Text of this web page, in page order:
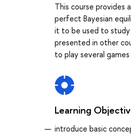
This course provides
perfect Bayesian
it to be used to study
presented in other
to play several
Learning
introduce basic